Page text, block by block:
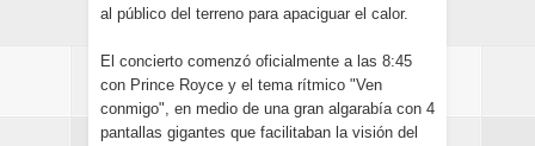
al público del terreno para apaciguar el calor.
El concierto comenzó oficialmente a las 8:45
con Prince Royce y el tema rítmico "Ven
conmigo", en medio de una gran algarabía con 4
pantallas gigantes que facilitaban la visión del